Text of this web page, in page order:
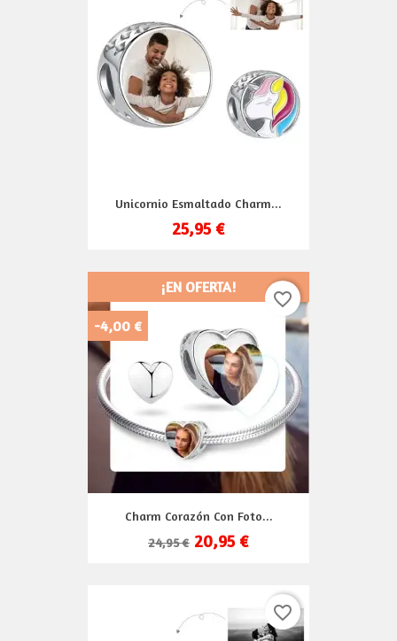
Unicornio Esmaltado Charm...
25,95 €
Charm Corazón Con Foto...
24,95 € 20,95 €
¡EN OFERTA!
-4,00 €
favorite_border
favorite_border